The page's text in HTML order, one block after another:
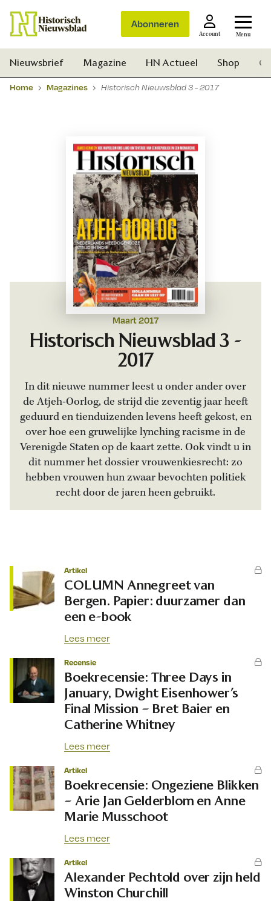
Abonneren
Account Menu
Zoek
Nieuwsbrief Magazine HN Actueel Shop
Home Magazines Historisch Nieuwsblad 3 - 2017
Maart 2017
Historisch Nieuwsblad 3 -
2017
In dit nieuwe nummer leest u onder ander over
de Atjeh-Oorlog, de strijd die zeventig jaar heeft
geduurd en tienduizenden levens heeft gekost, en
over hoe een gruwelijke lynching racisme in de
Verenigde Staten op de kaart zette. Ook vindt u in
dit nummer het dossier vrouwenkiesrecht: zo
hebben vrouwen hun zwaar bevochten politiek
recht door de jaren heen gebruikt.
Artikel
COLUMN Annegreet van
Bergen. Papier: duurzamer dan
een e-book
Lees meer
Recensie
Boekrecensie: Three Days in
January, Dwight Eisenhower’s
Final Mission – Bret Baier en
Catherine Whitney
Lees meer
Artikel
Boekrecensie: Ongeziene Blikken
– Arie Jan Gelderblom en Anne
Marie Musschoot
Lees meer
Artikel
Alexander Pechtold over zijn held
Winston Churchill